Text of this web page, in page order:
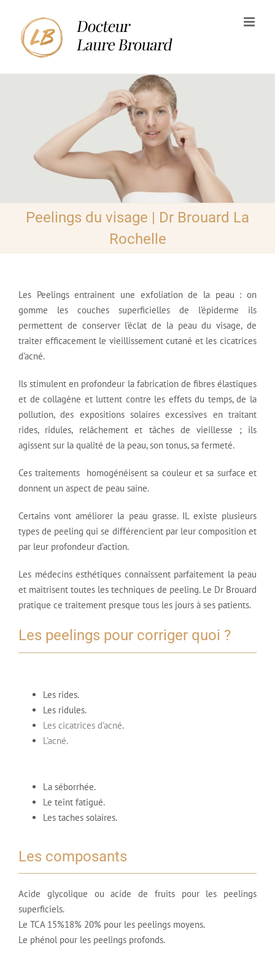
contenu
Peelings du visage | Dr Brouard La
Rochelle
Les Peelings entrainent une exfoliation de la peau : on
gomme les couches superficielles de l’épiderme ils
permettent de conserver l’éclat de la peau du visage, de
traiter efficacement le vieillissement cutané et les cicatrices
d’acné.
Ils stimulent en profondeur la fabrication de fibres élastiques
et de collagène et luttent contre les effets du temps, de la
pollution, des expositions solaires excessives en traitant
rides, ridules, relâchement et tâches de vieillesse ; ils
agissent sur la qualité de la peau, son tonus, sa fermeté.
Ces traitements homogénéisent sa couleur et sa surface et
donnent un aspect de peau saine.
Certains vont améliorer la peau grasse. IL existe plusieurs
types de peeling qui se différencient par leur composition et
par leur profondeur d’action.
Les médecins esthétiques connaissent parfaitement la peau
et maitrisent toutes les techniques de peeling. Le Dr Brouard
pratique ce traitement presque tous les jours à ses patients.
Les peelings pour corriger quoi ?
Les rides.
Les ridules.
Les cicatrices d’acné.
L’acné.
La séborrhée.
Le teint fatigué.
Les taches solaires.
Les composants
Acide glycolique ou acide de fruits pour les peelings
superficiels.
Le TCA 15%18% 20% pour les peelings moyens.
Le phénol pour les peelings profonds.